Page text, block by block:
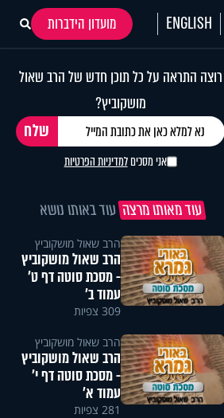
ENGLISH
מועדון הידברות
רוצה התראה על כל תוכן חדש של הרב שאול
מושקוביץ?
אני מסכיםלמדיניות הפרטיות
עוד מאותו מרצה עוד באותו נושא
הרב שאול מושקוביץ
הרב שאול מושקוביץ
- מסכת סוטה דף ט'
עמוד ב'
309 צפיות
הרב שאול מושקוביץ
הרב שאול מושקוביץ
- מסכת סוטה דף י'
עמוד א'
281 צפיות